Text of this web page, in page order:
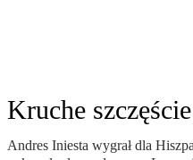
Kruche
Andres Iniesta wygrał dla